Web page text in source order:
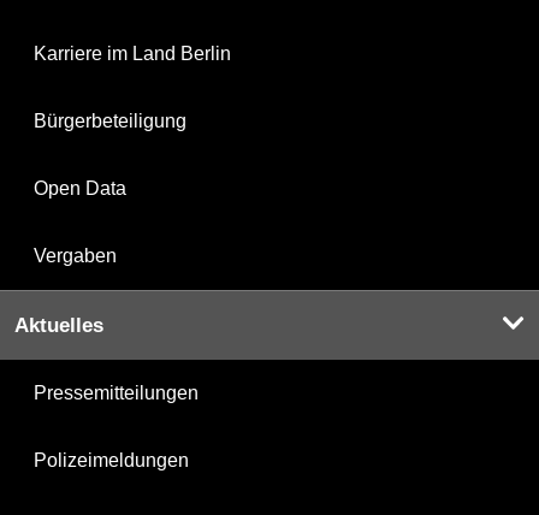
Karriere im Land Berlin
Bürgerbeteiligung
Open Data
Vergaben
Aktuelles
Pressemitteilungen
Polizeimeldungen